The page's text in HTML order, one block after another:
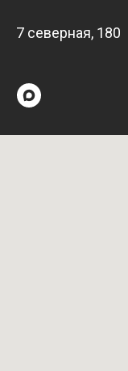
7 северная, 180